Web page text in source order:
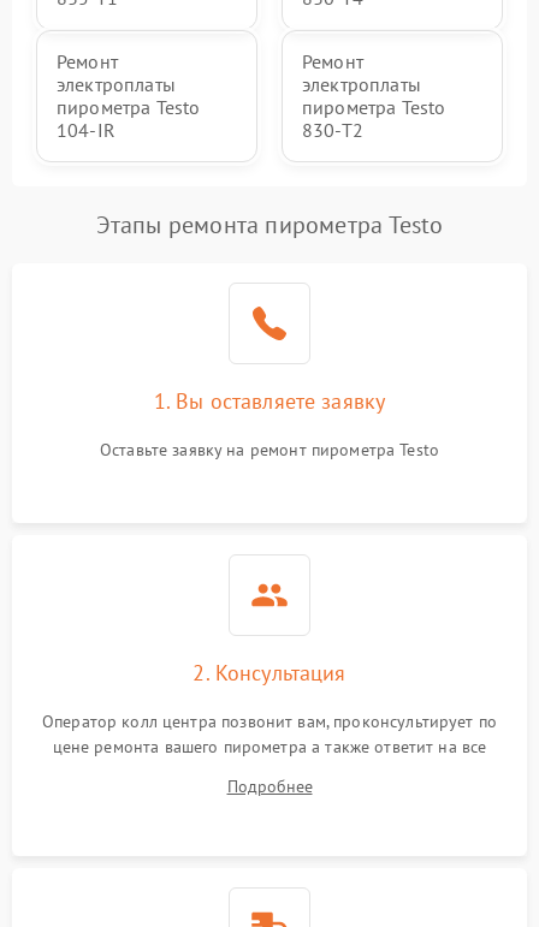
Ремонт
электроплаты
пирометра Testo
104-IR
Ремонт
электроплаты
пирометра Testo
830-T2
Этапы ремонта пирометра Testo
1. Вы оставляете заявку
Оставьте заявку на ремонт пирометра Testo
2. Консультация
Оператор колл центра позвонит вам, проконсультирует по
цене ремонта вашего пирометра а также ответит на все
Подробнее